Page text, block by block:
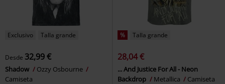
Exclusivo Talla grande
Desde 32,99 €
Shadow
Ozzy Osbourne
Camiseta
% Talla grande
28,04 €
... And Justice For All - Neon
Backdrop
Metallica Camiseta